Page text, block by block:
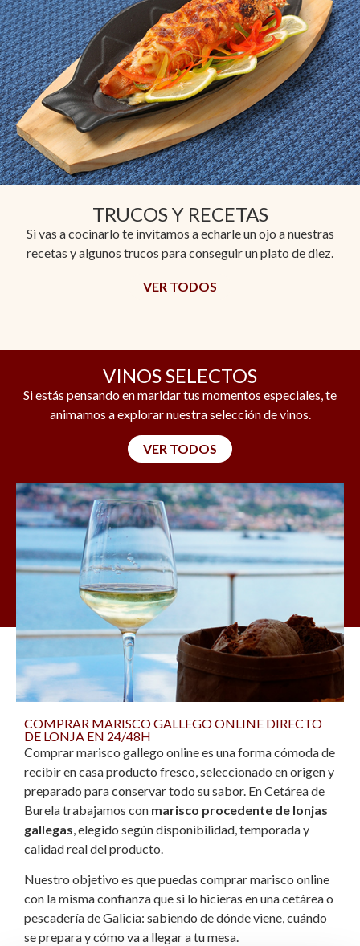
TRUCOS Y RECETAS
Si vas a cocinarlo te invitamos a echarle un ojo a nuestras
recetas y algunos trucos para conseguir un plato de diez.
VER TODOS
VINOS SELECTOS
Si estás pensando en maridar tus momentos especiales, te
animamos a explorar nuestra selección de vinos.
VER TODOS
COMPRAR MARISCO GALLEGO ONLINE DIRECTO
DE LONJA EN 24/48H
Comprar marisco gallego online es una forma cómoda de
recibir en casa producto fresco, seleccionado en origen y
preparado para conservar todo su sabor. En Cetárea de
Burela trabajamos con marisco procedente de lonjas
gallegas , elegido según disponibilidad, temporada y
calidad real del producto.
Nuestro objetivo es que puedas comprar marisco online
con la misma confianza que si lo hicieras en una cetárea o
pescadería de Galicia: sabiendo de dónde viene, cuándo
se prepara y cómo va a llegar a tu mesa.